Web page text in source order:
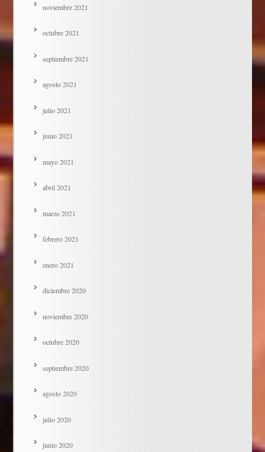
noviembre 2021
octubre 2021
septiembre 2021
agosto 2021
julio 2021
junio 2021
mayo 2021
abril 2021
marzo 2021
febrero 2021
enero 2021
diciembre 2020
noviembre 2020
octubre 2020
septiembre 2020
agosto 2020
julio 2020
junio 2020